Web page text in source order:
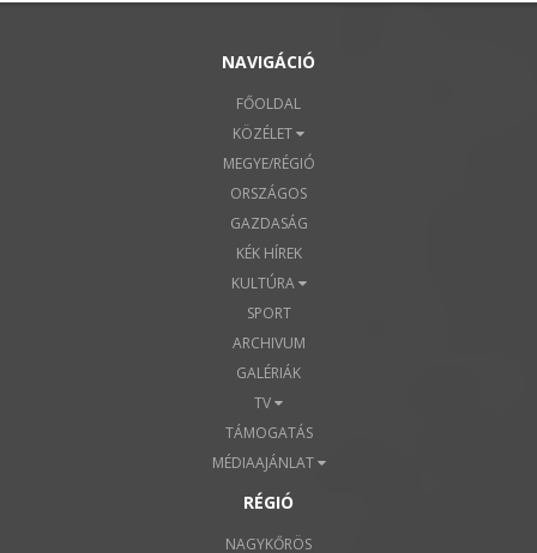
NAVIGÁCIÓ
FŐOLDAL
KÖZÉLET
MEGYE/RÉGIÓ
ORSZÁGOS
GAZDASÁG
KÉK HÍREK
KULTÚRA
SPORT
ARCHIVUM
GALÉRIÁK
TV
TÁMOGATÁS
MÉDIAAJÁNLAT
RÉGIÓ
NAGYKŐRÖS